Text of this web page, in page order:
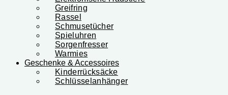
Greifring
Rassel
Schmusetücher
Spieluhren
Sorgenfresser
Warmies
Geschenke & Accessoires
Kinderrücksäcke
Schlüsselanhänger